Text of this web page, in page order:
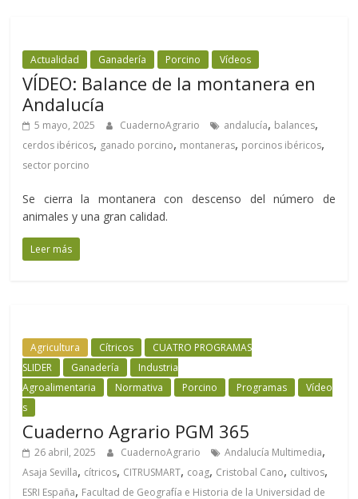
Actualidad Ganadería Porcino Vídeos
VÍDEO: Balance de la montanera en
Andalucía
5 mayo, 2025 CuadernoAgrario andalucía, balances,
cerdos ibéricos, ganado porcino, montaneras, porcinos ibéricos,
sector porcino
Se cierra la montanera con descenso del número de
animales y una gran calidad.
Leer más
Agricultura Cítricos
CUATRO PROGRAMAS
SLIDER
Ganadería
Industria
Agroalimentaria
Normativa Porcino Programas
Vídeo
s
Cuaderno Agrario PGM 365
26 abril, 2025 CuadernoAgrario Andalucía Multimedia,
Asaja Sevilla, cítricos, CITRUSMART, coag, Cristobal Cano, cultivos,
ESRI España, Facultad de Geografía e Historia de la Universidad de